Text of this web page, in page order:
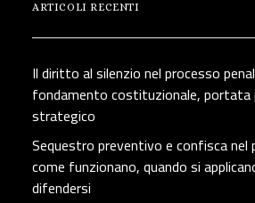
ARTICOLI RECENTI
Il diritto al silenzio nel processo
fondamento costituzionale, portata
strategico
Sequestro preventivo e confisca nel
come funzionano, quando si
difendersi